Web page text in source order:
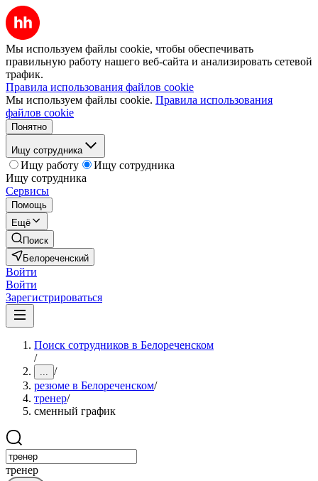
Мы используем файлы cookie, чтобы обеспечивать
правильную работу нашего веб-сайта и анализировать сетевой
трафик.
Правила использования файлов cookie
Мы используем файлы cookie. Правила использования
файлов cookie
Понятно
Ищу сотрудника
Ищу работу
Ищу сотрудника
Ищу сотрудника
Сервисы
Помощь
Ещё
Поиск
Белореченский
Войти
Войти
Зарегистрироваться
Поиск сотрудников в Белореченском
/
... /
резюме в Белореченском/
тренер/
сменный график
тренер